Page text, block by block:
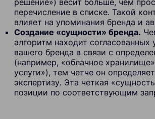
перечисление в списке. Такой
влияет на упоминания бренда и
Создание «сущности» бренда.
алгоритм находит согласованных
вашего бренда в связи с
(например, «облачное
услуги»), тем четче он
экспертизу. Эта четкая
позиции по соответствующим